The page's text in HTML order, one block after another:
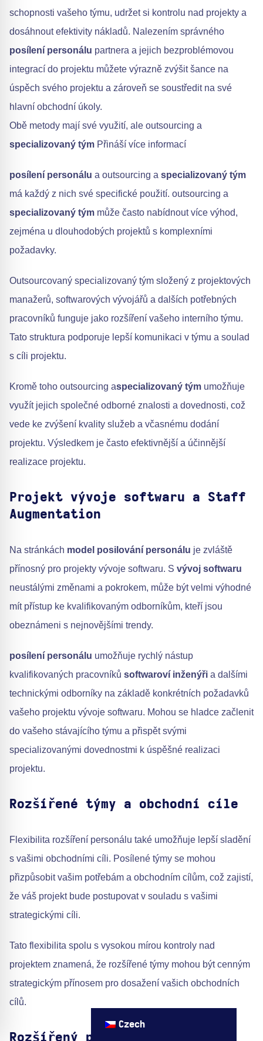
schopnosti vašeho týmu, udržet si kontrolu nad projekty a
dosáhnout efektivity nákladů. Nalezením správného
posílení personálu partnera a jejich bezproblémovou
integrací do projektu můžete výrazně zvýšit šance na
úspěch svého projektu a zároveň se soustředit na své
hlavní obchodní úkoly.
Obě metody mají své využití, ale outsourcing a
specializovaný tým Přináší více informací
posílení personálu a outsourcing a specializovaný tým
má každý z nich své specifické použití. outsourcing a
specializovaný tým může často nabídnout více výhod,
zejména u dlouhodobých projektů s komplexními
požadavky.
Outsourcovaný specializovaný tým složený z projektových
manažerů, softwarových vývojářů a dalších potřebných
pracovníků funguje jako rozšíření vašeho interního týmu.
Tato struktura podporuje lepší komunikaci v týmu a soulad
s cíli projektu.
Kromě toho outsourcing aspecializovaný tým umožňuje
využít jejich společné odborné znalosti a dovednosti, což
vede ke zvýšení kvality služeb a včasnému dodání
projektu. Výsledkem je často efektivnější a účinnější
realizace projektu.
Projekt vývoje softwaru a Staff
Augmentation
Na stránkách model posilování personálu je zvláště
přínosný pro projekty vývoje softwaru. S vývoj softwaru
neustálými změnami a pokrokem, může být velmi výhodné
mít přístup ke kvalifikovaným odborníkům, kteří jsou
obeznámeni s nejnovějšími trendy.
posílení personálu umožňuje rychlý nástup
kvalifikovaných pracovníků softwaroví inženýři a dalšími
technickými odborníky na základě konkrétních požadavků
vašeho projektu vývoje softwaru. Mohou se hladce začlenit
do vašeho stávajícího týmu a přispět svými
specializovanými dovednostmi k úspěšné realizaci
projektu.
Rozšířené týmy a obchodní cíle
Flexibilita rozšíření personálu také umožňuje lepší sladění
s vašimi obchodními cíli. Posílené týmy se mohou
přizpůsobit vašim potřebám a obchodním cílům, což zajistí,
že váš projekt bude postupovat v souladu s vašimi
strategickými cíli.
Tato flexibilita spolu s vysokou mírou kontroly nad
projektem znamená, že rozšířené týmy mohou být cenným
strategickým přínosem pro dosažení vašich obchodních
cílů.
Rozšířený personál: Přidaná
Czech